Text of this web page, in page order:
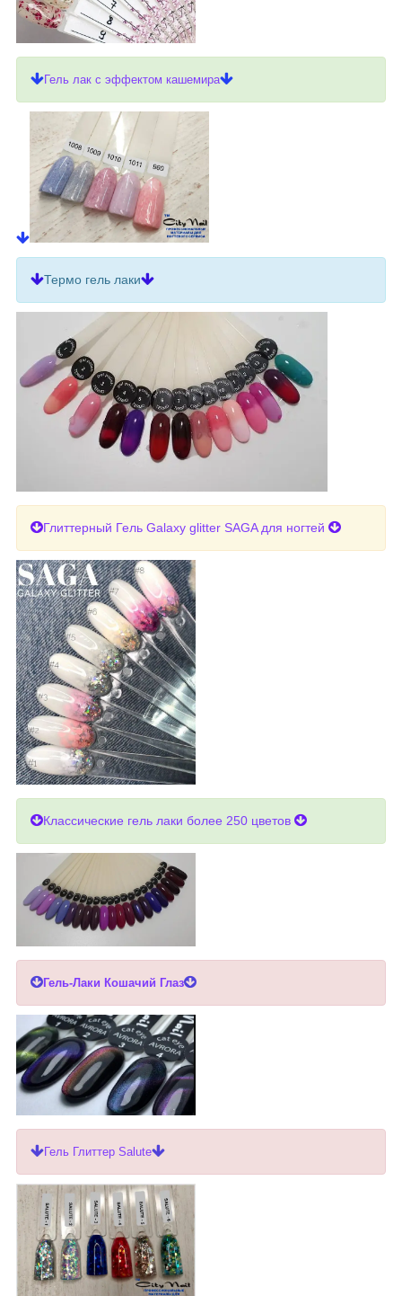
Гель лак с эффектом кашемира
Термо гель лаки
Глиттерный Гель Galaxy glitter SAGA для ногтей
Классические гель лаки более 250 цветов
Гель-Лаки Кошачий Глаз
Гель Глиттер Salute